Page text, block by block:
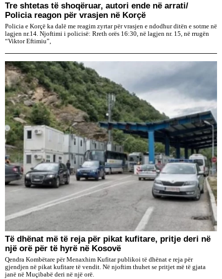
Tre shtetas të shoqëruar, autori ende në arrati/
Policia reagon për vrasjen në Korçë
Policia e Korçë ka dalë me reagim zyrtar për vrasjen e ndodhur ditën e sotme në
lagjen nr.14. Njoftimi i policisë: Rreth orës 16:30, në lagjen nr. 15, në rrugën
“Viktor Eftimiu”,
Të dhënat më të reja për pikat kufitare, pritje deri në
një orë për të hyrë në Kosovë
Qendra Kombëtare për Menaxhim Kufitar publikoi të dhënat e reja për
gjendjen në pikat kufitare të vendit. Në njoftim thuhet se pritjet më të gjata
janë në Muçibabë deri në një orë.